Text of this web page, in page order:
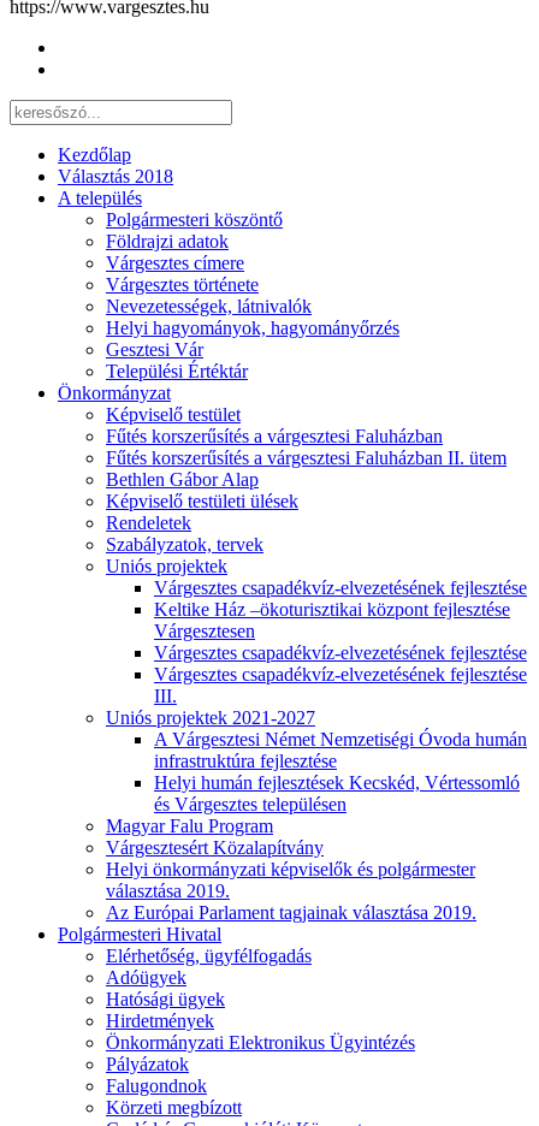
https://www.vargesztes.hu
Kezdőlap
Választás 2018
A település
Polgármesteri köszöntő
Földrajzi adatok
Várgesztes címere
Várgesztes története
Nevezetességek, látnivalók
Helyi hagyományok, hagyományőrzés
Gesztesi Vár
Települési Értéktár
Önkormányzat
Képviselő testület
Fűtés korszerűsítés a várgesztesi Faluházban
Fűtés korszerűsítés a várgesztesi Faluházban II. ütem
Bethlen Gábor Alap
Képviselő testületi ülések
Rendeletek
Szabályzatok, tervek
Uniós projektek
Várgesztes csapadékvíz-elvezetésének fejlesztése
Keltike Ház –ökoturisztikai központ fejlesztése
Várgesztesen
Várgesztes csapadékvíz-elvezetésének fejlesztése
Várgesztes csapadékvíz-elvezetésének fejlesztése
III.
Uniós projektek 2021-2027
A Várgesztesi Német Nemzetiségi Óvoda humán
infrastruktúra fejlesztése
Helyi humán fejlesztések Kecskéd, Vértessomló
és Várgesztes településen
Magyar Falu Program
Várgesztesért Közalapítvány
Helyi önkormányzati képviselők és polgármester
választása 2019.
Az Európai Parlament tagjainak választása 2019.
Polgármesteri Hivatal
Elérhetőség, ügyfélfogadás
Adóügyek
Hatósági ügyek
Hirdetmények
Önkormányzati Elektronikus Ügyintézés
Pályázatok
Falugondnok
Körzeti megbízott